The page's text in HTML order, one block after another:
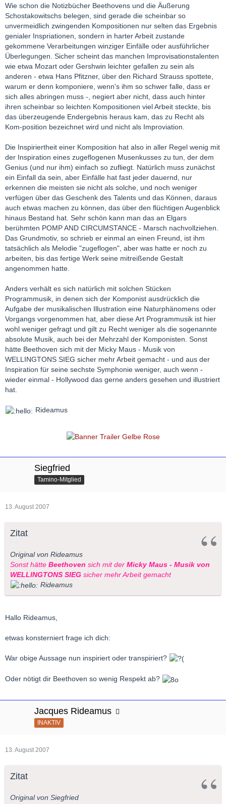
Wie schon die Notizbücher Beethovens und die Äußerung
Schostakowitschs belegen, sind gerade die scheinbar so
unvermeidlich zwingenden Kompositionen nur selten das Ergebnis
genialer Inspriationen, sondern in harter Arbeit zustande
gekommene Verarbeitungen winziger Einfälle oder ausführlicher
Überlegungen. Sicher scheint das manchen Improvisationstalenten
wie etwa Mozart oder Gershwin leichter gefallen zu sein als
anderen - etwa Hans Pfitzner, über den Richard Strauss spottete,
warum er denn komponiere, wenn's ihm so schwer falle, dass er
sich alles abringen muss -, negiert aber nicht, dass auch hinter
ihren scheinbar so leichten Kompositionen viel Arbeit steckte, bis
das überzeugende Endergebnis heraus kam, das zu Recht als
Kom-position bezeichnet wird und nicht als Improviation.
Die Inspiriertheit einer Komposition hat also in aller Regel wenig mit
der Inspiration eines zugeflogenen Musenkusses zu tun, der dem
Genius (und nur ihm) einfach so zufliegt. Natürlich muss zunächst
ein Einfall da sein, aber Einfälle hat fast jeder dauernd, nur
erkennen die meisten sie nicht als solche, und noch weniger
verfügen über das Geschenk des Talents und das Können, daraus
auch etwas machen zu können, das über den flüchtigen Augenblick
hinaus Bestand hat. Sehr schön kann man das an Elgars
berühmten POMP AND CIRCUMSTANCE - Marsch nachvollziehen.
Das Grundmotiv, so schrieb er einmal an einen Freund, ist ihm
tatsächlich als Melodie "zugeflogen", aber was hatte er noch zu
arbeiten, bis das fertige Werk seine mitreißende Gestalt
angenommen hatte.
Anders verhält es sich natürlich mit solchen Stücken
Programmusik, in denen sich der Komponist ausdrücklich die
Aufgabe der musikalischen Illustration eine Naturphänomens oder
Vorgangs vorgenommen hat, aber diese Art Programmusik ist hier
wohl weniger gefragt und gilt zu Recht weniger als die sogenannte
absolute Musik, auch bei der Mehrzahl der Komponisten. Sonst
hätte Beethoven sich mit der Micky Maus - Musik von
WELLINGTONS SIEG sicher mehr Arbeit gemacht - und aus der
Inspiration für seine sechste Symphonie weniger, auch wenn -
wieder einmal - Hollywood das gerne anders gesehen und illustriert
hat.
Rideamus
Siegfried
Tamino-Mitglied
13. August 2007
Zitat
Original von Rideamus
Sonst hätte Beethoven sich mit der Micky Maus - Musik von
WELLINGTONS SIEG sicher mehr Arbeit gemacht
Rideamus
Hallo Rideamus,
etwas konsterniert frage ich dich:
War obige Aussage nun inspiriert oder transpiriert?
Oder nötigt dir Beethoven so wenig Respekt ab?
Jacques Rideamus
INAKTIV
13. August 2007
Zitat
Original von Siegfried